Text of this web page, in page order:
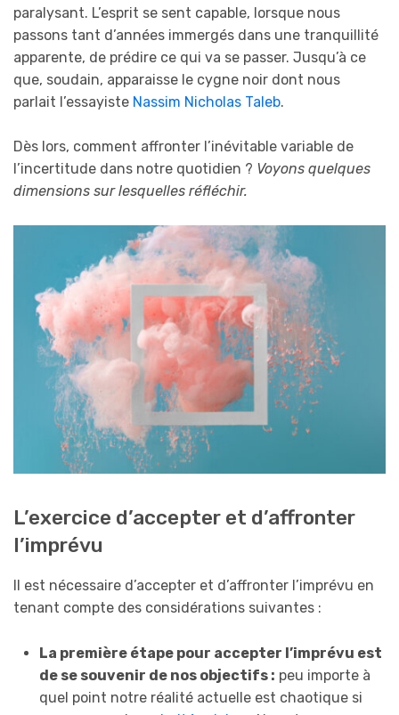
paralysant. L’esprit se sent capable, lorsque nous
passons tant d’années immergés dans une tranquillité
apparente, de prédire ce qui va se passer. Jusqu’à ce
que, soudain, apparaisse le cygne noir dont nous
parlait l’essayiste Nassim Nicholas Taleb.
Dès lors, comment affronter l’inévitable variable de
l’incertitude dans notre quotidien ? Voyons quelques
dimensions surlesquelles réfléchir.
L’exercice d’accepter et d’affronter
l’imprévu
Il est nécessaire d’accepter et d’affronter l’imprévu en
tenant compte des considérations suivantes :
La première étape pour accepter l’imprévu est
de se souvenir de nos objectifs : peu importe à
quel point notre réalité actuelle est chaotique si